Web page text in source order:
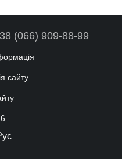
(066) 909-88-99
сайту